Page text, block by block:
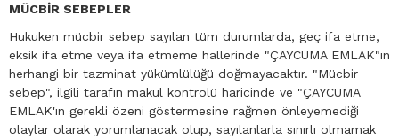
MÜCBİR SEBEPLER
Hukuken mücbir sebep sayılan tüm durumlarda, geç ifa etme,
eksik ifa etme veya ifa etmeme hallerinde "ÇAYCUMA EMLAK"ın
herhangi bir tazminat yükümlülüğü doğmayacaktır. "Mücbir
sebep", ilgili tarafın makul kontrolü haricinde ve "ÇAYCUMA
EMLAK'ın gerekli özeni göstermesine rağmen önleyemediği
olaylar olarak yorumlanacak olup, sayılanlarla sınırlı olmamak